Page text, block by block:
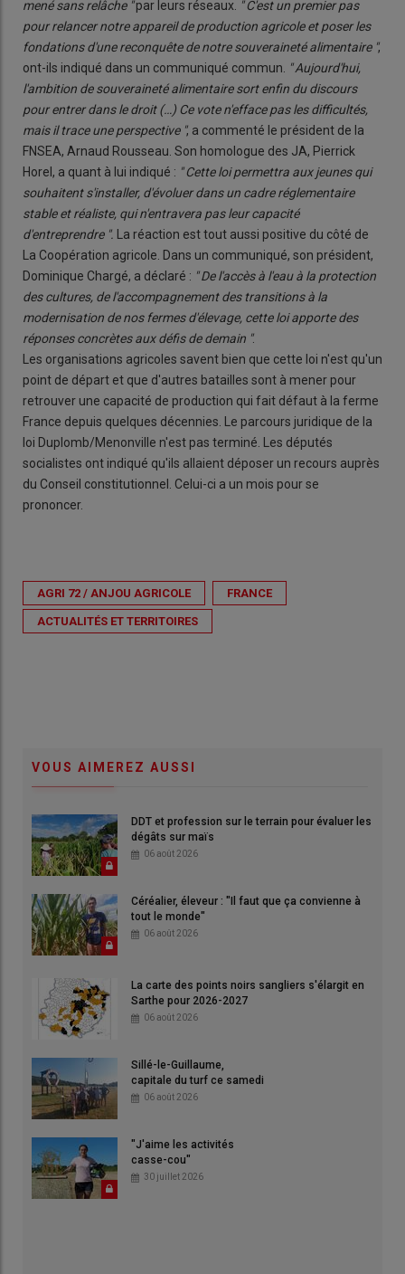
mené sans relâche "par leurs réseaux. " C'est un premier pas
pour relancer notre appareil de production agricole et poser les
fondations d'une reconquête de notre souveraineté alimentaire ",
ont-ils indiqué dans un communiqué commun.
" Aujourd'hui,
l'ambition de souveraineté alimentaire sort enfin du discours
pour entrer dans le droit (…) Ce vote n'efface pas les difficultés,
mais il trace une perspective ", a commenté le président de la
FNSEA, Arnaud Rousseau. Son homologue des JA, Pierrick
Horel, a quant à lui indiqué : " Cette loi permettra aux jeunes qui
souhaitent s'installer, d'évoluer dans un cadre réglementaire
stable et réaliste, qui n'entravera pas leur capacité
d'entreprendre ".
La réaction est tout aussi positive du côté de
La Coopération agricole. Dans un communiqué, son président,
Dominique Chargé, a déclaré : " De l'accès à l'eau à la protection
des cultures, de l'accompagnement des transitions à la
modernisation de nos fermes d'élevage, cette loi apporte des
réponses concrètes aux défis de demain ".
Les organisations agricoles savent bien que cette loi n'est qu'un
point de départ et que d'autres batailles sont à mener pour
retrouver une capacité de production qui fait défaut à la ferme
France depuis quelques décennies. Le parcours juridique de la
loi Duplomb/Menonville n'est pas terminé. Les députés
socialistes ont indiqué qu'ils allaient déposer un recours auprès
du Conseil constitutionnel. Celui-ci a un mois pour se
prononcer.
AGRI 72 / ANJOU AGRICOLE FRANCE
ACTUALITÉS ET TERRITOIRES
VOUS AIMEREZ AUSSI
DDT et profession sur le terrain pour évaluer les
dégâts sur maïs
06 août 2026
Céréalier, éleveur : "Il faut que ça convienne à
tout le monde"
06 août 2026
La carte des points noirs sangliers s'élargit en
Sarthe pour 2026-2027
06 août 2026
Sillé-le-Guillaume,
capitale du turf ce samedi
06 août 2026
"J'aime les activités
casse-cou"
30 juillet 2026